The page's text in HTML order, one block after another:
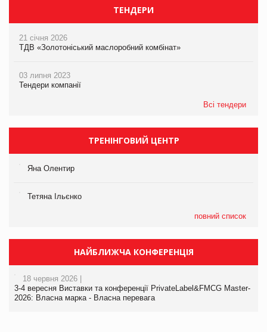
ТЕНДЕРИ
21 січня 2026
ТДВ «Золотоніський маслоробний комбінат»
03 липня 2023
Тендери компанії
Всі тендери
ТРЕНІНГОВИЙ ЦЕНТР
Яна Олентир
Тетяна Ільєнко
повний список
НАЙБЛИЖЧА КОНФЕРЕНЦІЯ
18 червня 2026 |
3-4 вересня Виставки та конференції PrivateLabel&FMCG Master-
2026: Власна марка - Власна перевага